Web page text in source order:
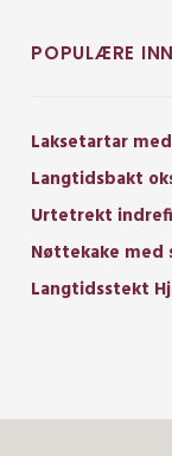
POPULÆRE
Laksetartar
Langtidsbakt
Urtetrekt
Nøttekake med
Langtidsstekt